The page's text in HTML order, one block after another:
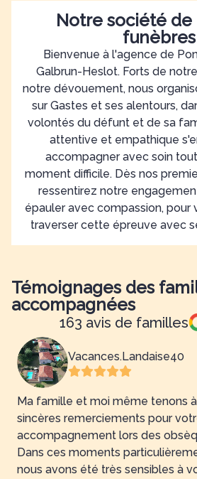
Notre société de
funèbres
Bienvenue à l'agence de
Galbrun-Heslot. Forts de
notre dévouement, nous
sur Gastes et ses alentours,
volontés du défunt et de sa
attentive et empathique
accompagner avec soin
moment difficile. Dès nos
ressentirez notre
épauler avec compassion, pour
traverser cette épreuve avec
Témoignages des
accompagnées
163 avis de familles
Vacances.Landaise40
Ma famille et moi même tenons
sincères remerciements pour
accompagnement lors des
Dans ces moments
nous avons été très sensibles à